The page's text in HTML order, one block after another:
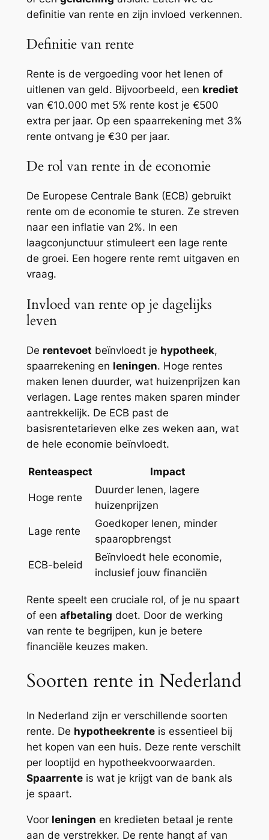
definitie van rente en zijn invloed verkennen.
Definitie van rente
Rente is de vergoeding voor het lenen of
uitlenen van geld. Bijvoorbeeld, een krediet
van €10.000 met 5% rente kost je €500
extra per jaar. Op een spaarrekening met 3%
rente ontvang je €30 per jaar.
De rol van rente in de economie
De Europese Centrale Bank (ECB) gebruikt
rente om de economie te sturen. Ze streven
naar een inflatie van 2%. In een
laagconjunctuur stimuleert een lage rente
de groei. Een hogere rente remt uitgaven en
vraag.
Invloed van rente op je dagelijks
leven
De rentevoet beïnvloedt je hypotheek,
spaarrekening en leningen. Hoge rentes
maken lenen duurder, wat huizenprijzen kan
verlagen. Lage rentes maken sparen minder
aantrekkelijk. De ECB past de
basisrentetarieven elke zes weken aan, wat
de hele economie beïnvloedt.
Renteaspect Impact
Hoge rente
Duurder lenen, lagere
huizenprijzen
Lage rente
Goedkoper lenen, minder
spaaropbrengst
ECB-beleid
Beïnvloedt hele economie,
inclusief jouw financiën
Rente speelt een cruciale rol, of je nu spaart
of een afbetaling doet. Door de werking
van rente te begrijpen, kun je betere
financiële keuzes maken.
Soorten rente in Nederland
In Nederland zijn er verschillende soorten
rente. De hypotheekrenteis essentieel bij
het kopen van een huis. Deze rente verschilt
per looptijd en hypotheekvoorwaarden.
Spaarrenteis wat je krijgt van de bank als
je spaart.
Voor leningen en kredieten betaal je rente
aan de verstrekker. De rente hangt af van